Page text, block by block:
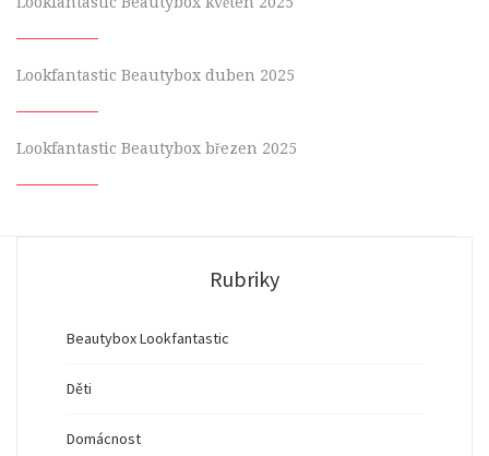
Lookfantastic Beautybox duben 2025
Lookfantastic Beautybox březen 2025
Rubriky
Beautybox Lookfantastic
Děti
Domácnost